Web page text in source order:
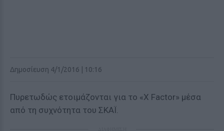
Δημοσίευση 4/1/2016 | 10:16
Πυρετωδώς ετοιμάζονται για το «X Factor» μέσα
από τη συχνότητα του ΣΚΑΪ.